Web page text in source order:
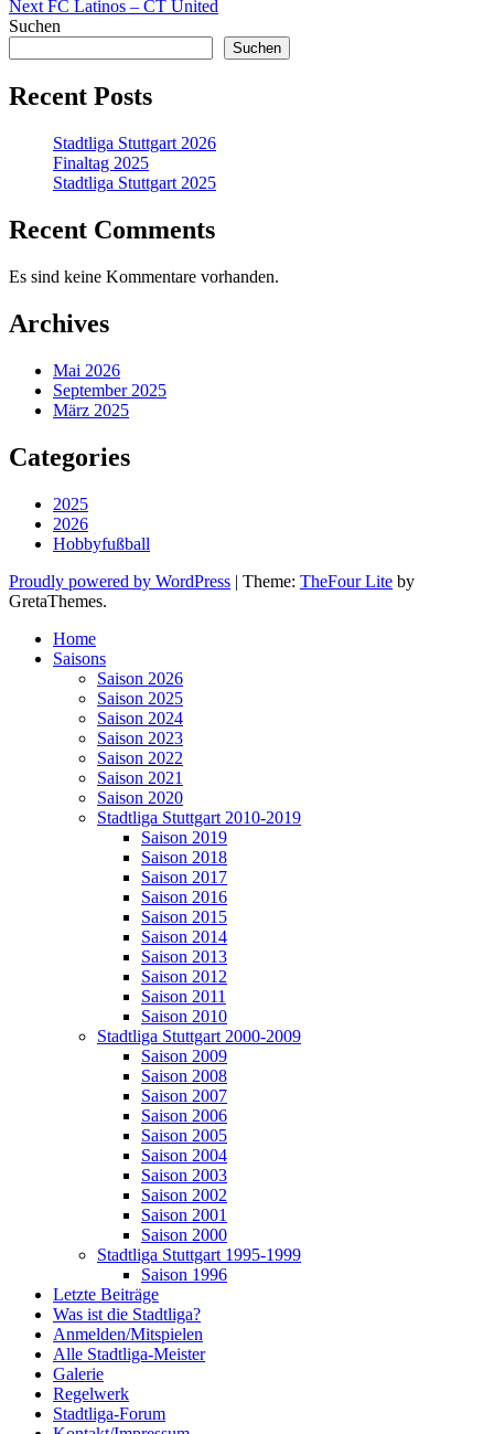
post:
Next Next
post:
FC Latinos – CT United
Suchen
Suchen
Recent Posts
Stadtliga Stuttgart 2026
Finaltag 2025
Stadtliga Stuttgart 2025
Recent Comments
Es sind keine Kommentare vorhanden.
Archives
Mai 2026
September 2025
März 2025
Categories
2025
2026
Hobbyfußball
Proudly powered by WordPress | Theme: TheFour Lite by
GretaThemes.
Home
Saisons
Saison 2026
Saison 2025
Saison 2024
Saison 2023
Saison 2022
Saison 2021
Saison 2020
Stadtliga Stuttgart 2010-2019
Saison 2019
Saison 2018
Saison 2017
Saison 2016
Saison 2015
Saison 2014
Saison 2013
Saison 2012
Saison 2011
Saison 2010
Stadtliga Stuttgart 2000-2009
Saison 2009
Saison 2008
Saison 2007
Saison 2006
Saison 2005
Saison 2004
Saison 2003
Saison 2002
Saison 2001
Saison 2000
Stadtliga Stuttgart 1995-1999
Saison 1996
Letzte Beiträge
Was ist die Stadtliga?
Anmelden/Mitspielen
Alle Stadtliga-Meister
Galerie
Regelwerk
Stadtliga-Forum